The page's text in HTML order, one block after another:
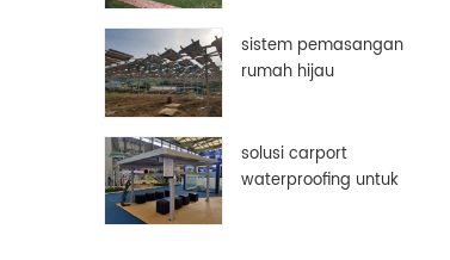
sistem pemasangan
rumah hijau
solusi carport
waterproofing untuk